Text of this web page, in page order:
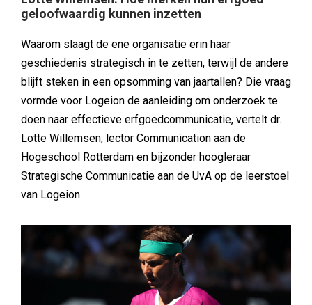
geloofwaardig kunnen inzetten
Waarom slaagt de ene organisatie erin haar
geschiedenis strategisch in te zetten, terwijl de andere
blijft steken in een opsomming van jaartallen? Die vraag
vormde voor Logeion de aanleiding om onderzoek te
doen naar effectieve erfgoedcommunicatie, vertelt dr.
Lotte Willemsen, lector Communication aan de
Hogeschool Rotterdam en bijzonder hoogleraar
Strategische Communicatie aan de UvA op de leerstoel
van Logeion.